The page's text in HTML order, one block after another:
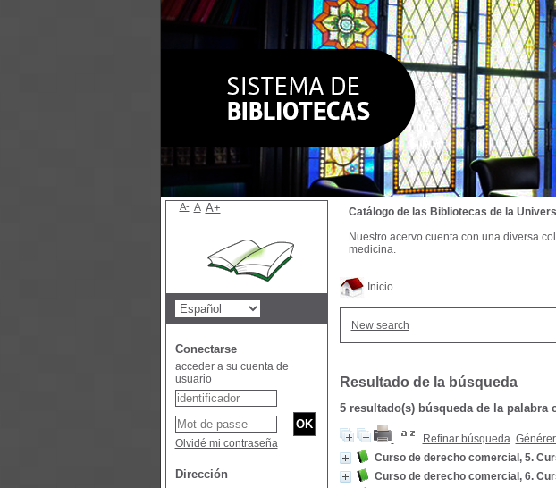
Inicio
New search
Resultado de la búsqueda
5 resultado(s) búsqueda de la palabra
Refinar búsqueda
Curso de derecho comercial, 5.
Curso de derecho comercial, 6.
Catálogo de las Bibliotecas de la
Nuestro acervo cuenta con una diversa
medicina.
A- A A+
Conectarse
acceder a su cuenta de
usuario
Olvidé mi contraseña
Dirección